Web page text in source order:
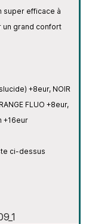
super efficace à
un grand confort
+8eur, NOIR
FLUO +8eur,
+16eur
ci-dessus